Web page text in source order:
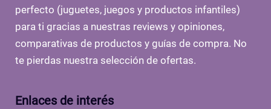
perfecto (juguetes, juegos y productos infantiles)
para ti gracias a nuestras reviews y opiniones,
comparativas de productos y guías de compra. No
te pierdas nuestra selección de ofertas.
Enlaces de interés